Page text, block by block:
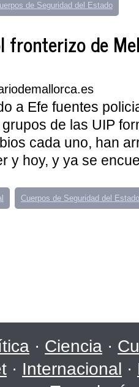
de Seguridad del Estado
fronterizo de
a Efe fuentes
de las UIP
cada uno, han
y hoy, y ya se
Cuerpos de Seguridad del Estado
· Ciencia ·
· Internacional ·